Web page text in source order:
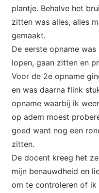
plantje. Behalve het
zitten was alles, alles
gemaakt.
De eerste opname
lopen, gaan zitten en
Voor de 2e opname
en was daarna flink
opname waarbij ik
op adem moest
goed want nog een
zitten.
De docent kreeg het
mijn benauwdheid en
om te controleren of